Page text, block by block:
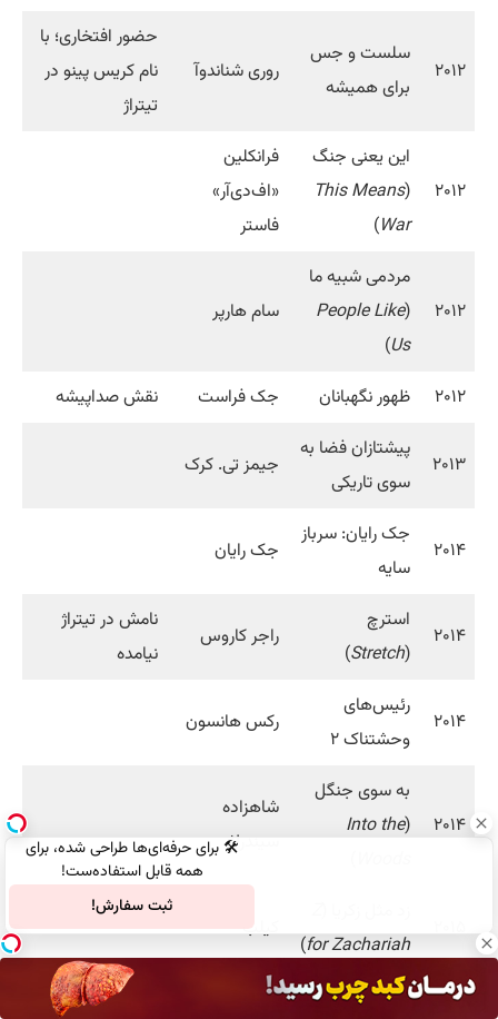
🛠️ برای حرفه‌ای‌ها طراحی شده، برای
همه قابل استفاده‌ست!
ثبت سفارش!
۲۰۱۲
سلست و جس
برای همیشه
روری شناندوآ
حضور افتخاری؛ با
نام کریس پینو در
تیتراژ
۲۰۱۲
این یعنی جنگ
(
This Means
War
)
فرانکلین
«اف‌دی‌آر»
فاستر
۲۰۱۲
مردمی شبیه ما
(
People Like
Us
)
سام هارپر
۲۰۱۲ ظهور نگهبانان جک فراست نقش صداپیشه
۲۰۱۳
پیشتازان فضا به
سوی تاریکی
جیمز تی. کرک
۲۰۱۴
جک رایان: سرباز
سایه
جک رایان
۲۰۱۴
استرچ
(
Stretch
)
راجر کاروس
نامش در تیتراژ
نیامده
۲۰۱۴
رئیس‌های
وحشتناک ۲
رکس هانسون
۲۰۱۴
به سوی جنگل
(
Into the
شاهزاده
سیندرلا
for Zachariah
)
کیلب
صنایع ادبی